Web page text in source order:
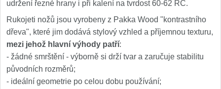
udržení řezné hrany i při kalení na tvrdost 60-62 RC.
Rukojeti nožů jsou vyrobeny z Pakka Wood "kontrastního
dřeva", které jim dodává stylový vzhled a příjemnou texturu,
mezi jehož hlavní výhody patří:
- žádné smrštění - výborně si drží tvar a zaručuje stabilitu
původních rozměrů;
- ideální geometrie po celou dobu používání;